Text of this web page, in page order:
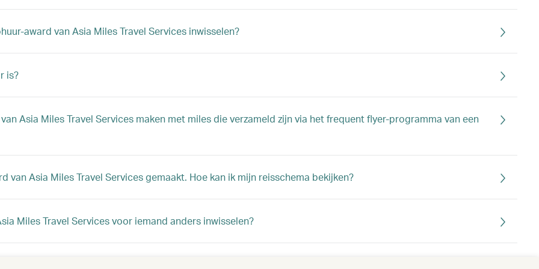
award van Asia Miles Travel Services inwisselen?
is?
Asia Miles Travel Services maken met miles die verzameld zijn via het frequent flyer-programma van een
Asia Miles Travel Services gemaakt. Hoe kan ik mijn reisschema bekijken?
Miles Travel Services voor iemand anders inwisselen?